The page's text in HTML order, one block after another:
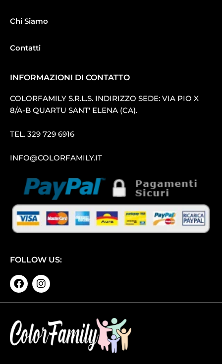
Chi Siamo
Contatti
INFORMAZIONI DI CONTATTO
COLORFAMILY S.R.L.S. INDIRIZZO SEDE: VIA PIO X
8/A-B QUARTU SANT′ ELENA (CA).
TEL. 329 729 6916
INFO@COLORFAMILY.IT
FOLLOW US: